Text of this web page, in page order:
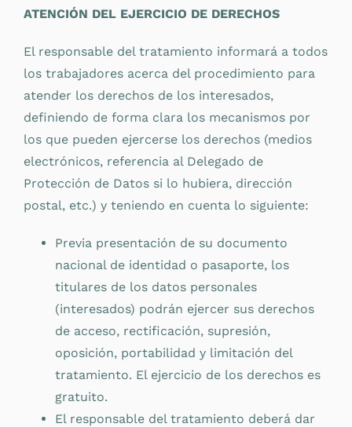
ATENCIÓN DEL EJERCICIO DE DERECHOS
El responsable del tratamiento informará a todos
los trabajadores acerca del procedimiento para
atender los derechos de los interesados,
definiendo de forma clara los mecanismos por
los que pueden ejercerse los derechos (medios
electrónicos, referencia al Delegado de
Protección de Datos si lo hubiera, dirección
postal, etc.) y teniendo en cuenta lo siguiente:
Previa presentación de su documento
nacional de identidad o pasaporte, los
titulares de los datos personales
(interesados) podrán ejercer sus derechos
de acceso, rectificación, supresión,
oposición, portabilidad y limitación del
tratamiento. El ejercicio de los derechos es
gratuito.
El responsable del tratamiento deberá dar